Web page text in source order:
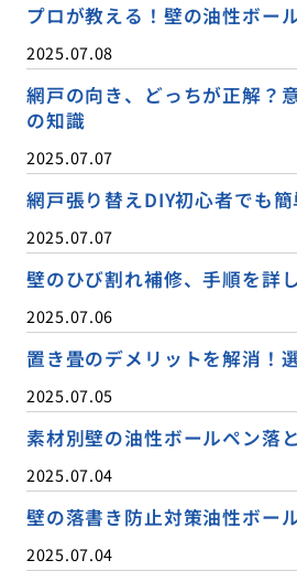
プロが教える！壁の油性ボー
2025.07.08
網戸の向き、どっちが正解？
の知識
2025.07.07
網戸張り替えDIY初心者でも簡
2025.07.07
壁のひび割れ補修、手順を詳
2025.07.06
置き畳のデメリットを解消！
2025.07.05
素材別壁の油性ボールペン落
2025.07.04
壁の落書き防止対策油性ボー
2025.07.04